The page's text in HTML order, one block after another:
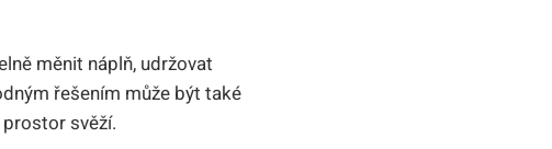
měnit náplň, udržovat
řešením může být také
svěží.